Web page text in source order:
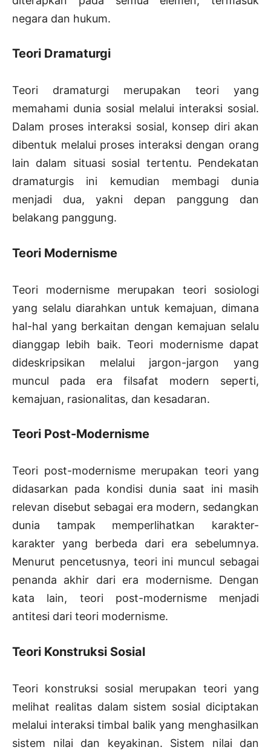
negara dan hukum.
Teori Dramaturgi
Teori dramaturgi merupakan teori yang
memahami dunia sosial melalui interaksi sosial.
Dalam proses interaksi sosial, konsep diri akan
dibentuk melalui proses interaksi dengan orang
lain dalam situasi sosial tertentu. Pendekatan
dramaturgis ini kemudian membagi dunia
menjadi dua, yakni depan panggung dan
belakang panggung.
Teori Modernisme
Teori modernisme merupakan teori sosiologi
yang selalu diarahkan untuk kemajuan, dimana
hal-hal yang berkaitan dengan kemajuan selalu
dianggap lebih baik. Teori modernisme dapat
dideskripsikan melalui jargon-jargon yang
muncul pada era filsafat modern seperti,
kemajuan, rasionalitas, dan kesadaran.
Teori Post-Modernisme
Teori post-modernisme merupakan teori yang
didasarkan pada kondisi dunia saat ini masih
relevan disebut sebagai era modern, sedangkan
dunia tampak memperlihatkan karakter-
karakter yang berbeda dari era sebelumnya.
Menurut pencetusnya, teori ini muncul sebagai
penanda akhir dari era modernisme. Dengan
kata lain, teori post-modernisme menjadi
antitesi dari teori modernisme.
Teori Konstruksi Sosial
Teori konstruksi sosial merupakan teori yang
melihat realitas dalam sistem sosial diciptakan
melalui interaksi timbal balik yang menghasilkan
sistem nilai dan keyakinan. Sistem nilai dan